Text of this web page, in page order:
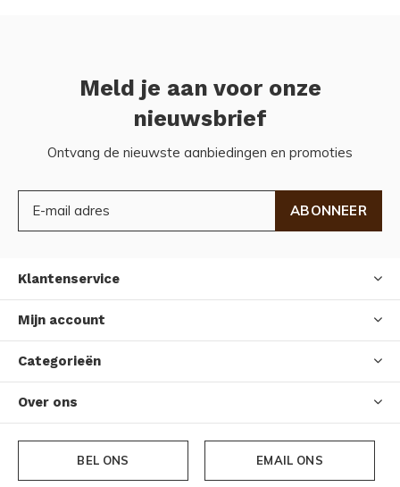
Meld je aan voor onze
nieuwsbrief
Ontvang de nieuwste aanbiedingen en promoties
ABONNEER
Klantenservice
Mijn account
Categorieën
Over ons
BEL ONS EMAIL ONS